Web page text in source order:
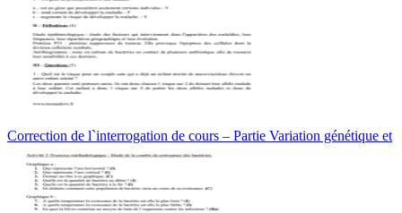
Correction de l`interrogation de cours – Partie Variation génétique et